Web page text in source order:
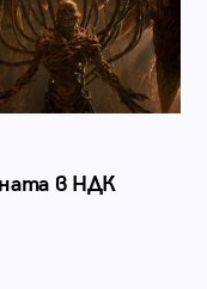
в НДК